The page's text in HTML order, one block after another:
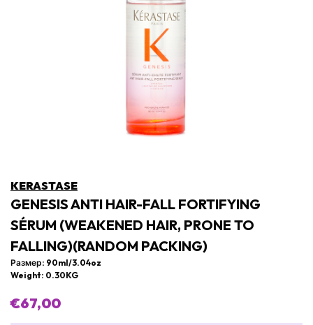
KERASTASE
GENESIS ANTI HAIR-FALL FORTIFYING
SÉRUM (WEAKENED HAIR, PRONE TO
FALLING)(RANDOM PACKING)
Размер: 90ml/3.04oz
Weight: 0.30KG
€67,00